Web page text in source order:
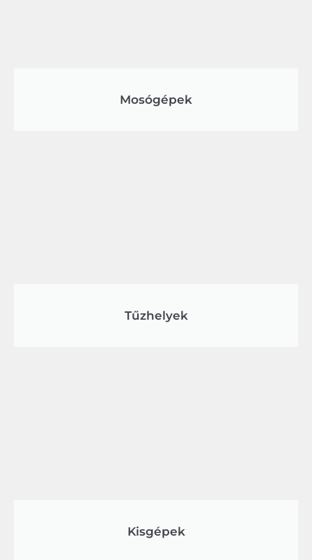
Mosógépek
Tűzhelyek
Kisgépek